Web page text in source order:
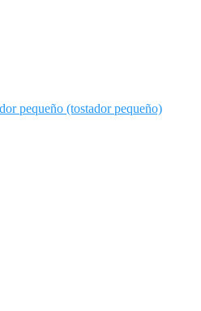
pequeño (tostador pequeño)